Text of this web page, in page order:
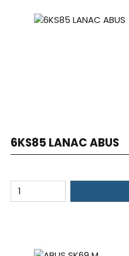
6KS85 LANAC ABUS